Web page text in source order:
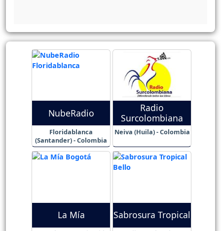
NubeRadio
Floridablanca
(Santander) - Colombia
Radio
Surcolombiana
Neiva (Huila) - Colombia
La Mía Sabrosura Tropical